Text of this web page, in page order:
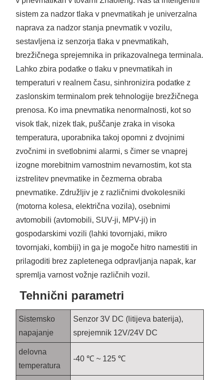
sistem za nadzor tlaka v pnevmatikah je univerzalna
naprava za nadzor stanja pnevmatik v vozilu,
sestavljena iz senzorja tlaka v pnevmatikah,
brezžičnega sprejemnika in prikazovalnega terminala.
Lahko zbira podatke o tlaku v pnevmatikah in
temperaturi v realnem času, sinhronizira podatke z
zaslonskim terminalom prek tehnologije brezžičnega
prenosa. Ko ima pnevmatika nenormalnosti, kot so
visok tlak, nizek tlak, puščanje zraka in visoka
temperatura, uporabnika takoj opomni z dvojnimi
zvočnimi in svetlobnimi alarmi, s čimer se vnaprej
izogne ​​morebitnim varnostnim nevarnostim, kot sta
izstrelitev pnevmatike in čezmerna obraba
pnevmatike. Združljiv je z različnimi dvokolesniki
(motorna kolesa, električna vozila), osebnimi
avtomobili (avtomobili, SUV-ji, MPV-ji) in
gospodarskimi vozili (lahki tovornjaki, mikro
tovornjaki, kombiji) in ga je mogoče hitro namestiti in
prilagoditi brez zapletenega odpravljanja napak, kar
spremlja varnost vožnje različnih vozil.
Tehnični parametri
Sistemsko
napajanje
Senzor 3V DC (litijeva baterija),
sprejemnik 12V/24V DC
delovna
temperatura
-40 ℃ ~ 125 ℃